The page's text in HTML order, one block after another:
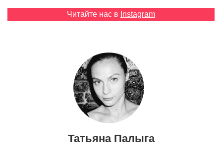
Читайте нас в Instagram
Татьяна Палыга